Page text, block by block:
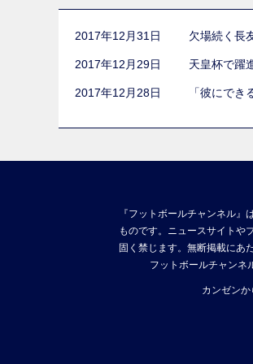
2017年12月31日 欠場続く長
2017年12月29日 天皇杯で躍
2017年12月28日 「彼にで
『フットボールチャンネル
ものです。ニュースサイトや
固く禁じます。無断掲載にあ
フットボールチャンネ
カンゼン